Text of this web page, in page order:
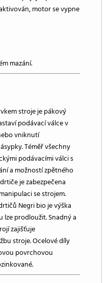
motor se vypne
mazání.
stroje je pákový
podávací válce v
vniknutí
Téměř všechny
podávacími válci s
a možností zpětného
je zabezpečena
se strojem.
Negri bio je výška
prodloužit. Snadný a
zajišťuje
stroje. Ocelové díly
povrchovou